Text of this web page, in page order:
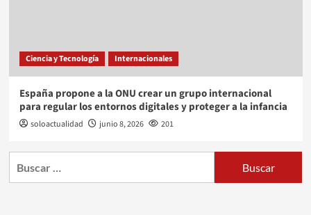
Ciencia y Tecnología Internacionales
España propone a la ONU crear un grupo internacional
para regular los entornos digitales y proteger a la infancia
soloactualidad junio 8, 2026 201